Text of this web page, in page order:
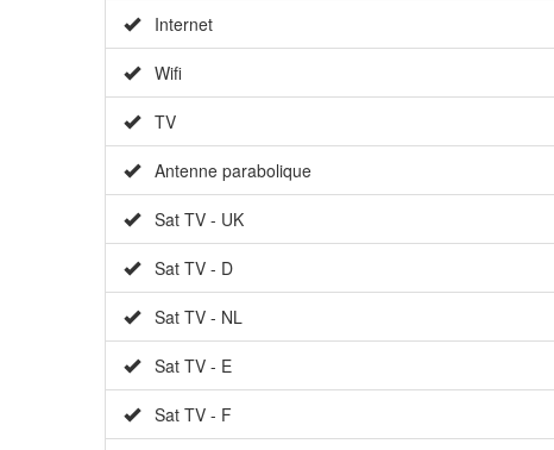
Internet
Wifi
TV
Antenne parabolique
Sat TV - UK
Sat TV - D
Sat TV - NL
Sat TV - E
Sat TV - F